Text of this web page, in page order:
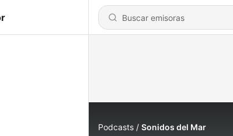
Podcasts Sonidos del Mar